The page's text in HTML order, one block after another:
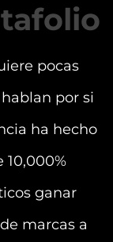
pocas
por si
ha hecho
10,000%
ganar
marcas a